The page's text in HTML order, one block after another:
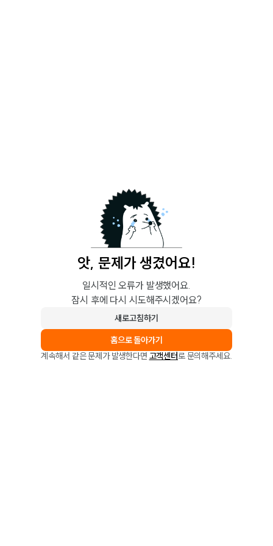
앗, 문제가 생겼어요!
일시적인 오류가 발생했어요.
잠시 후에 다시 시도해주시겠어요?
새로고침하기
홈으로 돌아가기
계속해서 같은 문제가 발생한다면 고객센터로 문의해주세요.